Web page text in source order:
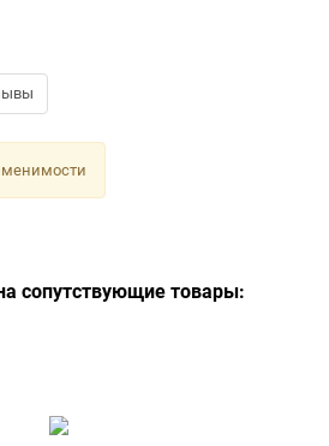
сопутствующие товары: